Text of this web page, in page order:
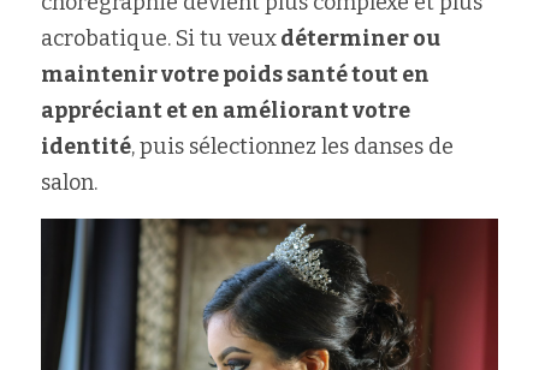
acrobatique. Si tu veux déterminer ou
maintenir votre poids santé tout en
appréciant et en améliorant votre
identité, puis sélectionnez les danses de
salon.